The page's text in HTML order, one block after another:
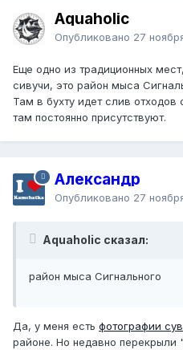
Aquaholic
Опубликовано 27
Еще одно из традиционных
сивучи, это район мыса
Там в бухту идет слив
там постоянно присутствуют.
Александр
Опубликовано 27
Aquaholic сказал:
район мыса Сигнального
Да, у меня есть фотографии
районе. Но недавно перекрыли